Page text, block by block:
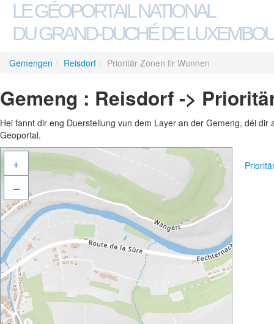
LE GÉOPORTAIL NATIONAL
DU GRAND-DUCHÉ DE
Gemengen / Reisdorf / Prioritär Zonen fir Wunnen
Gemeng : Reisdorf ->
Hei fannt dir eng Duerstellung vun dem Layer an der Gemeng, déi
Geoportal.
+
–